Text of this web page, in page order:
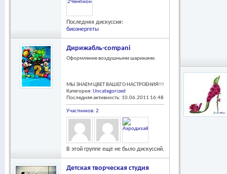
Последняя дискуссия:
биоэнергеты
Дирижабль-compani
Оформление воздушными шариками.
МЫ ЗНАЕМ ЦВЕТ ВАШЕГО НАСТРОЕНИЯ!!!
Категория: Uncategorized
Последняя активность: 10.06.2011 16:48
Участников: 2
В этой группе ещё не было дискуссий.
Детская творческая студия